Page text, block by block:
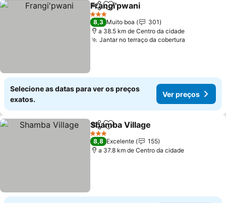
PartilharAdicionar aos favoritos
Frangi'pwani
3 Estrelas
8,3 Muito boa
301
a 38.5 km de Centro da cidade
Jantar no terraço da cobertura
Selecione as datas para ver os preços
exatos.
Ver preços
PartilharAdicionar aos favoritos
Shamba Village
3 Estrelas
8,8 Excelente
155
a 37.8 km de Centro da cidade